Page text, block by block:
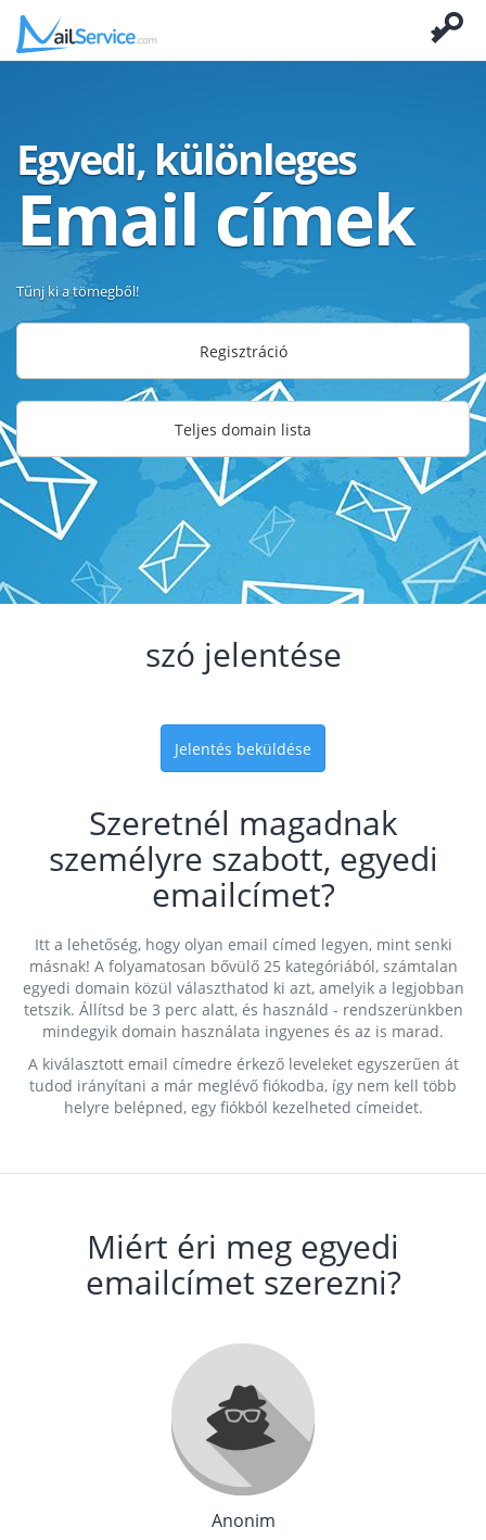
Egyedi, különleges
Email címek
Tűnj ki a tömegből!
Regisztráció
Teljes domain lista
szó jelentése
Jelentés beküldése
Szeretnél magadnak
személyre szabott, egyedi
emailcímet?
Itt a lehetőség, hogy olyan email címed legyen, mint senki
másnak! A folyamatosan bővülő 25 kategóriából, számtalan
egyedi domain közül választhatod ki azt, amelyik a legjobban
tetszik. Állítsd be 3 perc alatt, és használd - rendszerünkben
mindegyik domain használata ingyenes és az is marad.
A kiválasztott email címedre érkező leveleket egyszerűen át
tudod irányítani a már meglévő fiókodba, így nem kell több
helyre belépned, egy fiókból kezelheted címeidet.
Miért éri meg egyedi
emailcímet szerezni?
Anonim